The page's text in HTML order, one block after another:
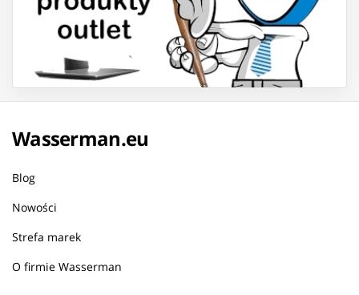
Wasserman.eu
Blog
Nowości
Strefa marek
O firmie Wasserman